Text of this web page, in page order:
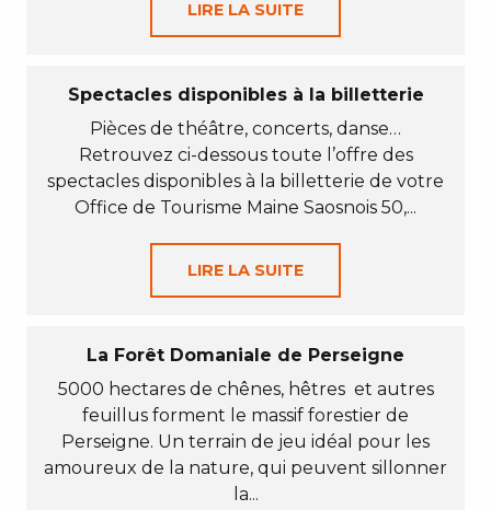
LIRE LA SUITE
Spectacles disponibles à la billetterie
Pièces de théâtre, concerts, danse…
Retrouvez ci-dessous toute l’offre des
spectacles disponibles à la billetterie de votre
Office de Tourisme Maine Saosnois 50,...
LIRE LA SUITE
La Forêt Domaniale de Perseigne
5000 hectares de chênes, hêtres et autres
feuillus forment le massif forestier de
Perseigne. Un terrain de jeu idéal pour les
amoureux de la nature, qui peuvent sillonner
la...